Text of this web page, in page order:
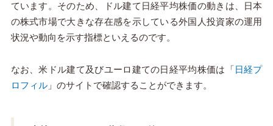
ています。そのため、ドル建て日経平均株価の動きは、日本
の株式市場で大きな存在感を示している外国人投資家の運用
状況や動向を示す指標といえるのです。
なお、米ドル建て及びユーロ建ての日経平均株価は「日経プ
ロフィル」のサイトで確認することができます。